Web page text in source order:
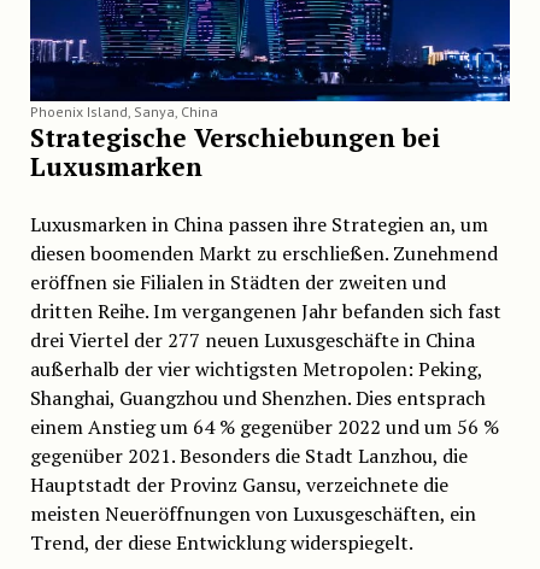
Phoenix Island, Sanya, China
Strategische Verschiebungen bei
Luxusmarken
Luxusmarken in China passen ihre Strategien an, um
diesen boomenden Markt zu erschließen. Zunehmend
eröffnen sie Filialen in Städten der zweiten und
dritten Reihe. Im vergangenen Jahr befanden sich fast
drei Viertel der 277 neuen Luxusgeschäfte in China
außerhalb der vier wichtigsten Metropolen: Peking,
Shanghai, Guangzhou und Shenzhen. Dies entsprach
einem Anstieg um 64 % gegenüber 2022 und um 56 %
gegenüber 2021. Besonders die Stadt Lanzhou, die
Hauptstadt der Provinz Gansu, verzeichnete die
meisten Neueröffnungen von Luxusgeschäften, ein
Trend, der diese Entwicklung widerspiegelt.